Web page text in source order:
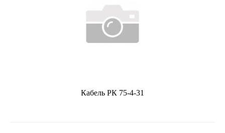
Кабель РК 75-4-31